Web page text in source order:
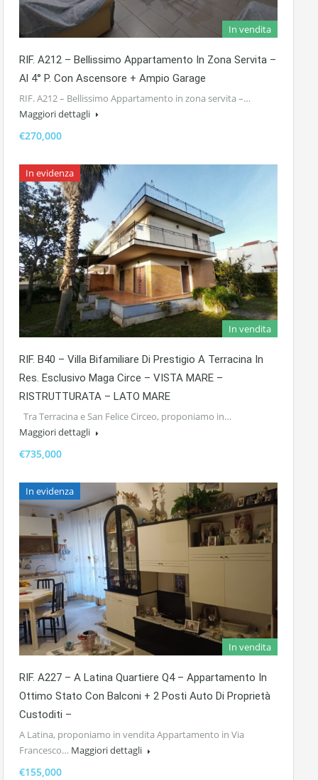
In vendita
RIF. A212 – Bellissimo Appartamento In Zona Servita –
Al 4° P. Con Ascensore + Ampio Garage
RIF. A212 – Bellissimo Appartamento in zona servita –…
Maggiori dettagli
€270,000
In evidenza
In vendita
RIF. B40 – Villa Bifamiliare Di Prestigio A Terracina In
Res. Esclusivo Maga Circe – VISTA MARE –
RISTRUTTURATA – LATO MARE
Tra Terracina e San Felice Circeo, proponiamo in…
Maggiori dettagli
€735,000
In evidenza
In vendita
RIF. A227 – A Latina Quartiere Q4 – Appartamento In
Ottimo Stato Con Balconi + 2 Posti Auto Di Proprietà
Custoditi –
A Latina, proponiamo in vendita Appartamento in Via
Francesco… Maggiori dettagli
€155,000